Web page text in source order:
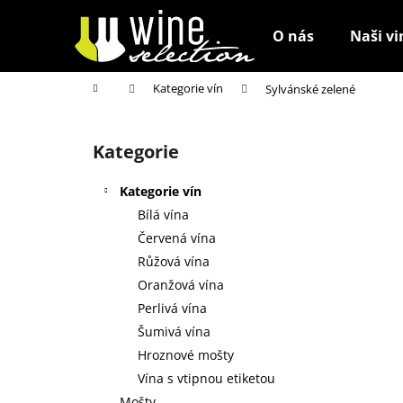
O nás Naši
Domů Kategorie vín Sylvánské zelené
Přeskočit
kategorie
Kategorie
Kategorie vín
Bílá vína
Červená vína
Růžová vína
Oranžová vína
Perlivá vína
Šumivá vína
Hroznové mošty
Vína s vtipnou etiketou
í
Zpět
do
Zpět
do